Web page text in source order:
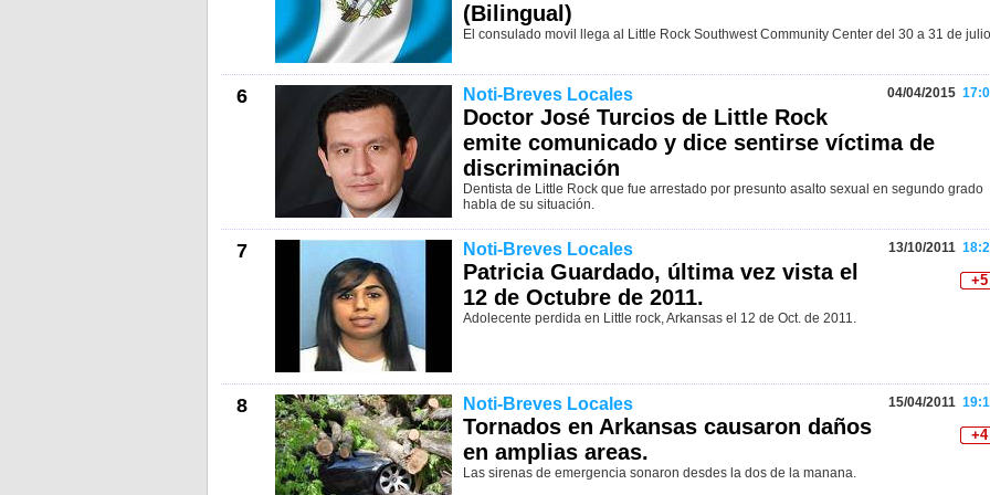
(Bilingual)
El consulado movil llega al Little Rock Southwest Community Center del 30 a 31 de
6 Noti-Breves Locales 04/04/2015
Doctor José Turcios de Little Rock
emite comunicado y dice sentirse víctima de
discriminación
Dentista de Little Rock que fue arrestado por presunto asalto sexual en segundo grado
habla de su situación.
7 Noti-Breves Locales 13/10/2011
+5
Patricia Guardado, última vez vista el
12 de Octubre de 2011.
Adolecente perdida en Little rock, Arkansas el 12 de Oct. de 2011.
8 Noti-Breves Locales 15/04/2011
+4
Tornados en Arkansas causaron daños
en amplias areas.
Las sirenas de emergencia sonaron desdes la dos de la manana.